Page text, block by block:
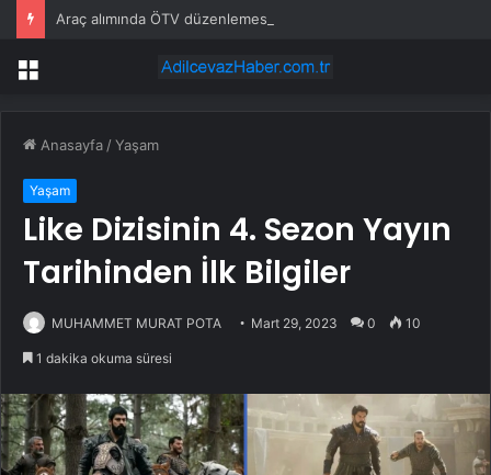
Menü
Anasayfa /Yaşam
Yaşam
Like Dizisinin 4. Sezon Yayın
Tarihinden İlk Bilgiler
MUHAMMET MURAT POTA Mart 29, 2023 0 10
1 dakika okuma süresi